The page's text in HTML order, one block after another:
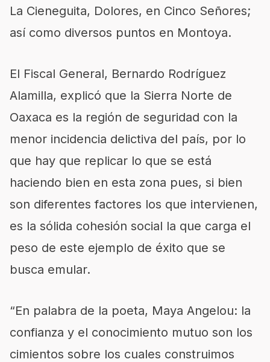
La Cieneguita, Dolores, en Cinco Señores;
así como diversos puntos en Montoya.
El Fiscal General, Bernardo Rodríguez
Alamilla, explicó que la Sierra Norte de
Oaxaca es la región de seguridad con la
menor incidencia delictiva del país, por lo
que hay que replicar lo que se está
haciendo bien en esta zona pues, si bien
son diferentes factores los que intervienen,
es la sólida cohesión social la que carga el
peso de este ejemplo de éxito que se
busca emular.
“En palabra de la poeta, Maya Angelou: la
confianza y el conocimiento mutuo son los
cimientos sobre los cuales construimos